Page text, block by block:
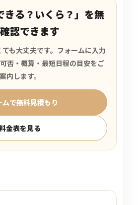
きる？いくら？」を無
認できます
も大丈夫です。フォームに入力
否・概算・最短日程の目安をご
案内します。
ムで無料見積もり
金表を見る